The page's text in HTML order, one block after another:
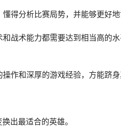
得分析比赛局势，并能够更好地
战术能力都需要达到相当高的
作和深厚的游戏经验，方能跻身
出最适合的英雄。